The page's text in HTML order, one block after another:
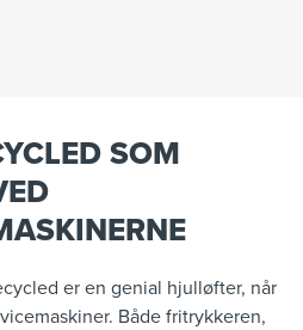
SOM
er en genial hjulløfter, når
Både fritrykkeren,